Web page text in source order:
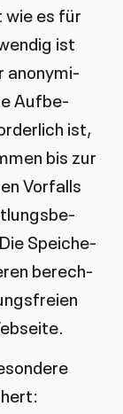
es für
ist
an­ony­mi­
Auf­be­
ist,
bis zur
Vor­falls
Spei­che­
be­rech­